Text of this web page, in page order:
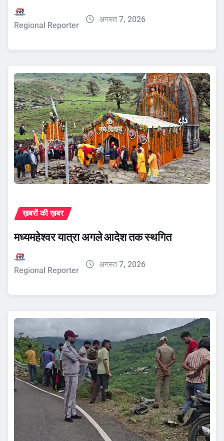
Regional Reporter
अगस्त 7, 2026
ख़बरों की ख़बर
मध्यमहेश्वर यात्रा अगले आदेश तक स्थगित
Regional Reporter
अगस्त 7, 2026